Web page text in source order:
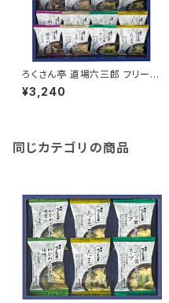
ろくさん亭 道場六三郎 フリーズ
ドライギフト
¥3,240
同じカテゴリの商品